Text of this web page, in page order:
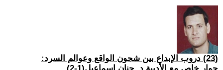
(23) دروب الإبداع بين شجون الواقع وعوالم السرد: